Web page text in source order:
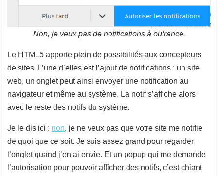
Non, je veux pas de notifications à outrance.
Le HTML5 apporte plein de possibilités aux concepteurs
de sites. L’une d’elles est l’ajout de notifications : un site
web, un onglet peut ainsi envoyer une notification au
navigateur et même au système. La notif s’affiche alors
avec le reste des notifs du système.
Je le dis ici : non, je ne veux pas que votre site me notifie
de quoi que ce soit. Je suis assez grand pour regarder
l’onglet quand j’en ai envie. Et un popup qui me demande
l’autorisation pour pouvoir afficher des notifs, c’est chiant